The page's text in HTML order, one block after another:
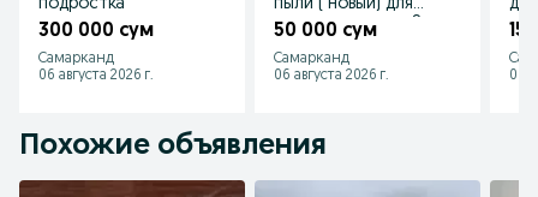
подростка
300 000 сум
Самарканд
06 августа 2026 г.
пыли ( новый) для
пылесоса марки S-
50 000 сум
Самарканд
06 августа 2026 г.
06
Похожие объявления